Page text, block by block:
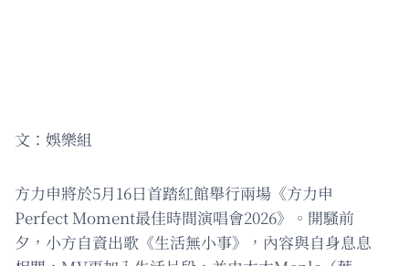
文：娛樂組
方力申將於5月16日首踏紅館舉行兩場《方力申
Perfect Moment最佳時間演唱會2026》。開騷前
夕，小方自資出歌《生活無小事》，內容與自身息息